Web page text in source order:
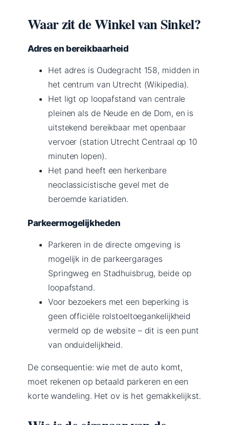
Waar zit de Winkel van Sinkel?
Adres en bereikbaarheid
Het adres is Oudegracht 158, midden in
het centrum van Utrecht (Wikipedia).
Het ligt op loopafstand van centrale
pleinen als de Neude en de Dom, en is
uitstekend bereikbaar met openbaar
vervoer (station Utrecht Centraal op 10
minuten lopen).
Het pand heeft een herkenbare
neoclassicistische gevel met de
beroemde kariatiden.
Parkeermogelijkheden
Parkeren in de directe omgeving is
mogelijk in de parkeergarages
Springweg en Stadhuisbrug, beide op
loopafstand.
Voor bezoekers met een beperking is
geen officiële rolstoeltoegankelijkheid
vermeld op de website – dit is een punt
van onduidelijkheid.
De consequentie: wie met de auto komt,
moet rekenen op betaald parkeren en een
korte wandeling. Het ov is het gemakkelijkst.